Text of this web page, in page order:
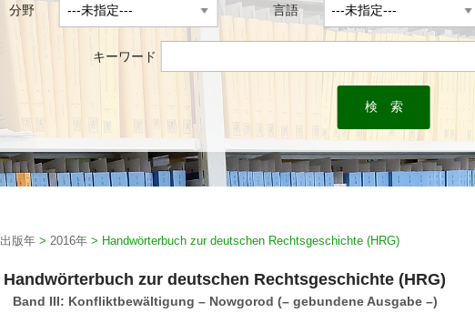
分野 言語
キーワード
出版年 > 2016年 > Handwörterbuch zur deutschen Rechtsgeschichte (HRG)
Handwörterbuch zur deutschen Rechtsgeschichte (HRG)
Band III: Konfliktbewältigung – Nowgorod (– gebundene Ausgabe –)